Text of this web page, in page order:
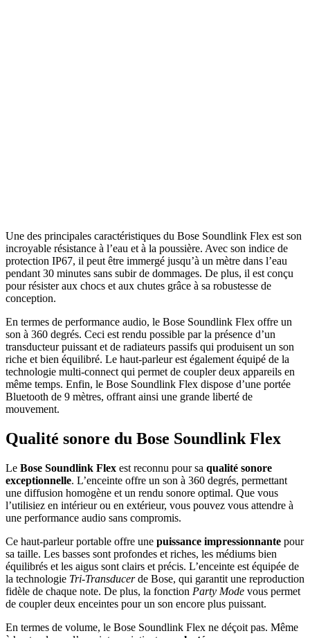
Une des principales caractéristiques du Bose Soundlink Flex est son
incroyable résistance à l’eau et à la poussière. Avec son indice de
protection IP67, il peut être immergé jusqu’à un mètre dans l’eau
pendant 30 minutes sans subir de dommages. De plus, il est conçu
pour résister aux chocs et aux chutes grâce à sa robustesse de
conception.
En termes de performance audio, le Bose Soundlink Flex offre un
son à 360 degrés. Ceci est rendu possible par la présence d’un
transducteur puissant et de radiateurs passifs qui produisent un son
riche et bien équilibré. Le haut-parleur est également équipé de la
technologie multi-connect qui permet de coupler deux appareils en
même temps. Enfin, le Bose Soundlink Flex dispose d’une portée
Bluetooth de 9 mètres, offrant ainsi une grande liberté de
mouvement.
Qualité sonore du Bose Soundlink Flex
Le Bose Soundlink Flex est reconnu pour sa qualité sonore
exceptionnelle. L’enceinte offre un son à 360 degrés, permettant
une diffusion homogène et un rendu sonore optimal. Que vous
l’utilisiez en intérieur ou en extérieur, vous pouvez vous attendre à
une performance audio sans compromis.
Ce haut-parleur portable offre une puissance impressionnante pour
sa taille. Les basses sont profondes et riches, les médiums bien
équilibrés et les aigus sont clairs et précis. L’enceinte est équipée de
la technologie Tri-Transducerde Bose, qui garantit une reproduction
fidèle de chaque note. De plus, la fonction Party Mode vous permet
de coupler deux enceintes pour un son encore plus puissant.
En termes de volume, le Bose Soundlink Flex ne déçoit pas. Même